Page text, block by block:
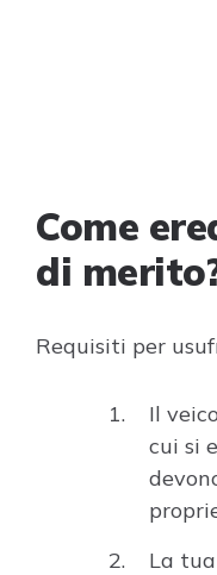
Come
di
Requisiti per
Il
cui si
La